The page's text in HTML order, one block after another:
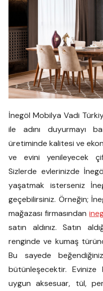
İnegöl Mobilya Vadi
ile adını duyurmayı
üretiminde kalitesi ve
ve evini yenileyecek
Sizlerde evlerinizde
yaşatmak isterseniz
geçebilirsiniz. Örneğin;
mağazası firmasından
satın aldınız. Satın
renginde ve kumaş
Bu sayede
bütünleşecektir. Evinize
uygun aksesuar, tül,